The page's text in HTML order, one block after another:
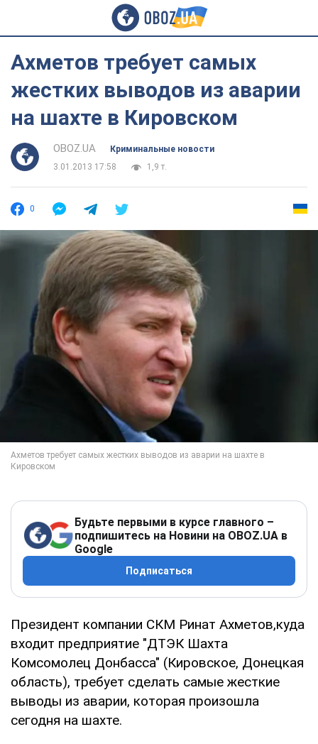
Ахметов требует самых
жестких выводов из аварии
на шахте в Кировском
OBOZ.UA
Криминальные новости
3.01.2013 17:58
1,9 т.
0
Будьте первыми в курсе главного –
подпишитесь на Новини на OBOZ.UA в
Google
Подписаться
Президент компании СКМ Ринат Ахметов,куда
входит предприятие "ДТЭК Шахта
Комсомолец Донбасса" (Кировское, Донецкая
область), требует сделать самые жесткие
выводы из аварии, которая произошла
сегодня на шахте.